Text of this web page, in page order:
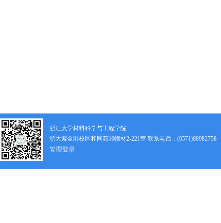
浙江大学材料科学与工程学院
浙大紫金港校区和同苑10幢材2-221室 联系电话：(0571)88982758
管理登录